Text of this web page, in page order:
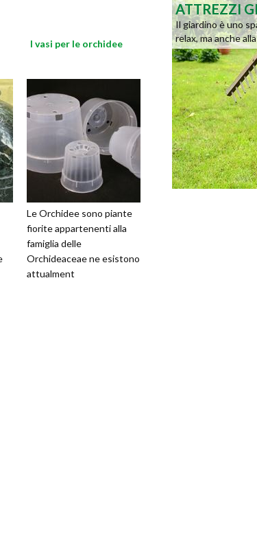
I vasi per le orchidee
Le Orchidee sono piante
fiorite appartenenti alla
famiglia delle
Orchideaceae ne esistono
attualment
ATTREZZI
Il giardino è uno
relax, ma anche